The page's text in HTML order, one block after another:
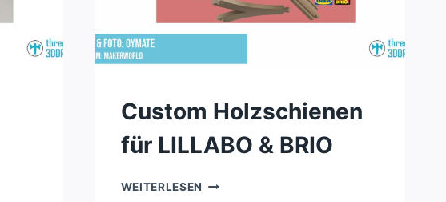
Custom Holzschienen
für LILLABO & BRIO
WEITERLESEN CUSTOM